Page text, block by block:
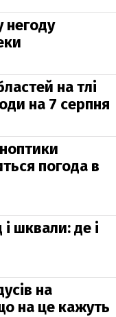
негоду
на тлі
на 7 серпня
погода в
шквали: де і
на
на це кажуть